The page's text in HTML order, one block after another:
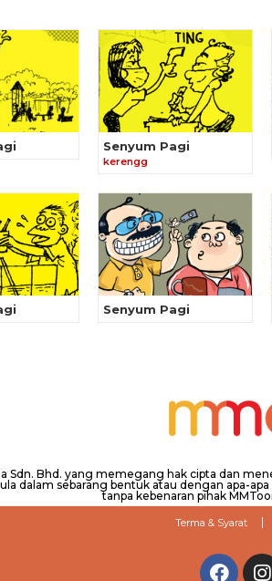
Senyum Pagi
kerengg
Senyum Pagi
Sdn. Bhd. yang memegang hak cipta dan
dalam sebarang bentuk atau dengan apa-
tanpa kebenaran pihak
Terma & Syarat